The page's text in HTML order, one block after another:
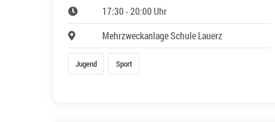
17:30 - 20:00 Uhr
Mehrzweckanlage Schule Lauerz
Jugend Sport